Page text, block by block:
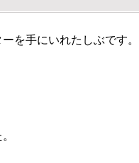
を手にいれたしぶです。